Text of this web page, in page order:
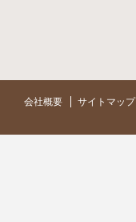
会社概要 サイトマップ